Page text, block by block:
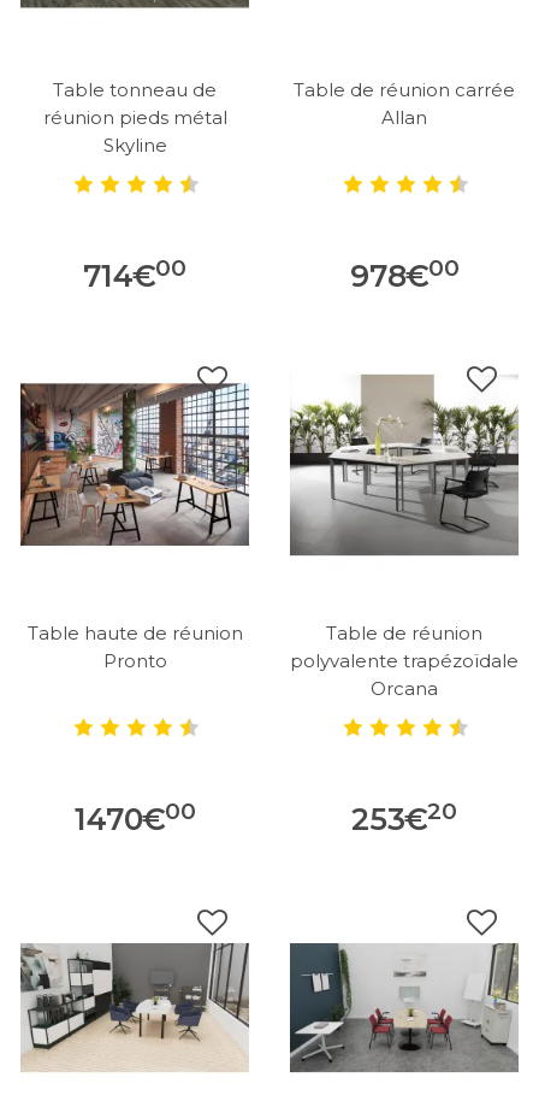
Table tonneau de
réunion pieds métal
Skyline
714€00
Table de réunion carrée
Allan
978€00
Table haute de réunion
Pronto
1470€00
Table de réunion
polyvalente trapézoïdale
Orcana
253€20